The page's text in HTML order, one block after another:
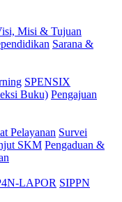
Misi & Tujuan
Sarana &
SPENSIX
Buku) Pengajuan
Pelayanan Survei
SKM Pengaduan &
LAPOR SIPPN